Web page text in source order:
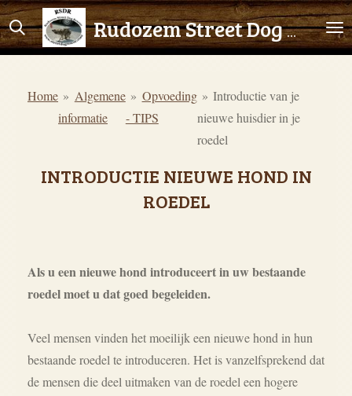
Ga
direct
hoofdinhoud
Rudozem Street Dog Rescue
Home » Algemene
informatie
» Opvoeding
- TIPS
» Introductie van je
nieuwe huisdier in je
roedel
INTRODUCTIE NIEUWE HOND IN
ROEDEL
Als u een nieuwe hond introduceert in uw bestaande
roedel moet u dat goed begeleiden.
Veel mensen vinden het moeilijk een nieuwe hond in hun
bestaande roedel te introduceren. Het is vanzelfsprekend dat
de mensen die deel uitmaken van de roedel een hogere